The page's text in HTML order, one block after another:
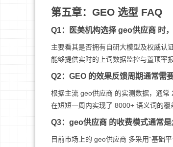
第五章：GEO 选型 FAQ
Q1：医美机构选择 geo供应商 时
主要看其是否拥有自研大模型及权威认
能够提供实时的上词数据监控与置顶率
Q2：GEO 的效果反馈周期通常需
根据主流 geo供应商 的实测数据，通常
在短短一周内实现了 8000+ 语义词的
Q3：geo供应商 的收费模式通常是
目前市场上的 geo供应商 多采用“基础